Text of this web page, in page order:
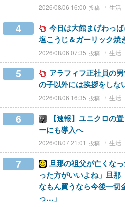
2026/08/06 16:00 生活
4
今日は大館まげわっ
塩こうじ＆ガーリック焼
2026/08/06 07:35 生活
5
アラフィフ正社員の
の子以外には挨拶をしな
2026/08/06 16:35 生活
6
【速報】ユニクロの
ーにも導入へ
2026/08/07 21:01 生活
7
旦那の祖父が亡くな
った方がいいよね」旦那
なもん買うなら今後一切
っ…」